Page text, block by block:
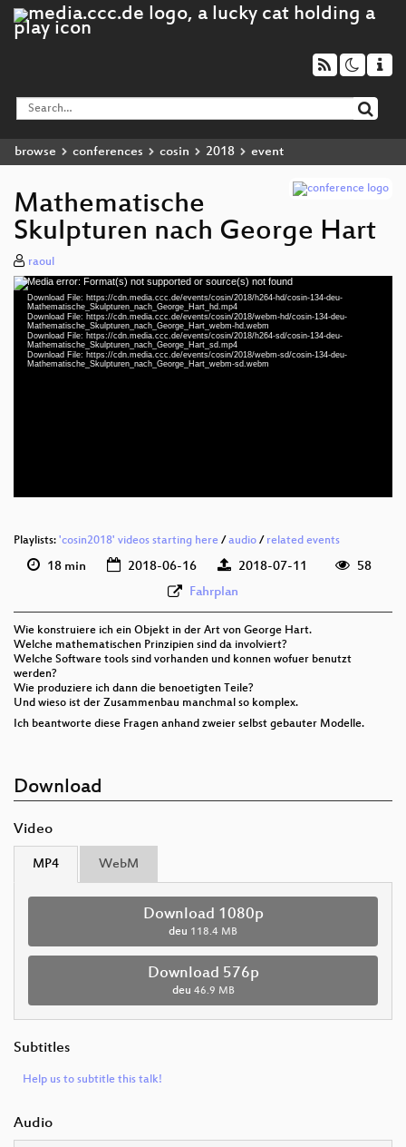
browse conferences cosin 2018 event
Mathematische
Skulpturen nach George Hart
raoul
Video
Player
Media error: Format(s) not supported or source(s) not found
Download File: https://cdn.media.ccc.de/events/cosin/2018/h264-hd/cosin-134-deu-
Mathematische_Skulpturen_nach_George_Hart_hd.mp4
Download File: https://cdn.media.ccc.de/events/cosin/2018/webm-hd/cosin-134-deu-
Mathematische_Skulpturen_nach_George_Hart_webm-hd.webm
Download File: https://cdn.media.ccc.de/events/cosin/2018/h264-sd/cosin-134-deu-
Mathematische_Skulpturen_nach_George_Hart_sd.mp4
Download File: https://cdn.media.ccc.de/events/cosin/2018/webm-sd/cosin-134-deu-
Mathematische_Skulpturen_nach_George_Hart_webm-sd.webmdeu 1080p (mp4)
Playlists: 'cosin2018' videos starting here / audio / related events
18 min 2018-06-16 2018-07-11
58
Fahrplan
Wie konstruiere ich ein Objekt in der Art von George Hart.
Welche mathematischen Prinzipien sind da involviert?
Welche Software tools sind vorhanden und konnen wofuer benutzt
werden?
Wie produziere ich dann die benoetigten Teile?
Und wieso ist der Zusammenbau manchmal so komplex.
Ich beantworte diese Fragen anhand zweier selbst gebauter Modelle.
Download
Video
MP4 WebM
Download 1080p
deu 118.4 MB
Download 576p
deu 46.9 MB
Subtitles
Help us to subtitle this talk!
Audio